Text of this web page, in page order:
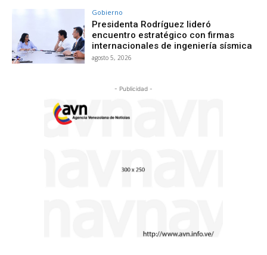
Gobierno
Presidenta Rodríguez lideró
encuentro estratégico con firmas
internacionales de ingeniería sísmica
agosto 5, 2026
- Publicidad -